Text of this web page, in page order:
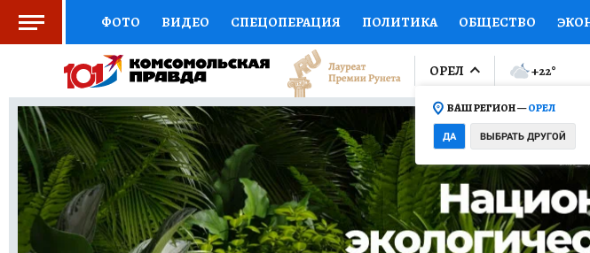
ФОТО ВИДЕО СПЕЦОПЕРАЦИЯ ПОЛИТИКА ОБЩЕСТВО
СОЦПОДДЕРЖКА НАУКА СПОРТ КОЛУМНИСТЫ
ВЫБОР ЭКСПЕРТОВ ДОКТОР ФИНАНСЫ ОТКРЫВАЕМ МИР
КНИЖНАЯ ПОЛКА ПРОГНОЗЫ НА СПОРТ ПРОМОКОДЫ СЕРИАЛЫ
ПРЕСС-ЦЕНТР НЕДВИЖИМОСТЬ ТЕЛЕВИЗОР КОЛЛЕКЦИИ
РАДИО КП РЕКЛАМА ТЕСТЫ НОВОЕ НА САЙТЕ
ОРЕЛ
ВАШ РЕГИОН —ОРЕЛ
ДА ВЫБРАТЬ ДРУГОЙ
+22°